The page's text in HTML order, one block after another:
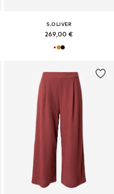
S.OLIVER
269,00 €